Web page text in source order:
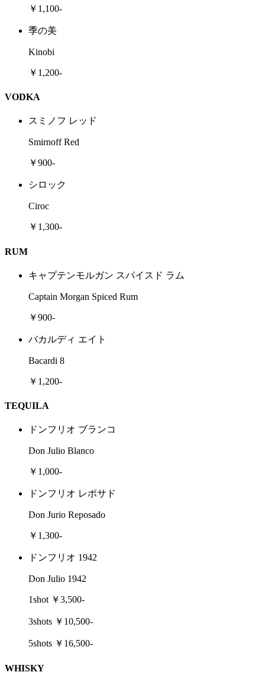
￥1,100-
季の美
Kinobi
￥1,200-
VODKA
スミノフ レッド
Smirnoff Red
￥900-
シロック
Ciroc
￥1,300-
RUM
キャプテンモルガン スパイスド ラム
Captain Morgan Spiced Rum
￥900-
バカルディ エイト
Bacardi 8
￥1,200-
TEQUILA
ドンフリオ ブランコ
Don Julio Blanco
￥1,000-
ドンフリオ レポサド
Don Jurio Reposado
￥1,300-
ドンフリオ 1942
Don Julio 1942
1shot ￥3,500-
3shots ￥10,500-
5shots ￥16,500-
WHISKY